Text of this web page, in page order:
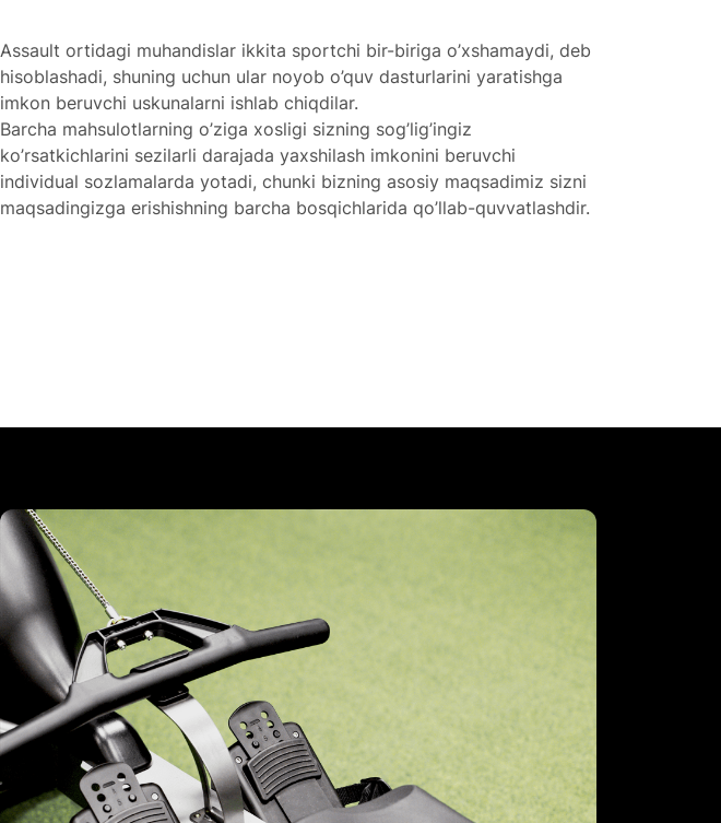
Assault ortidagi muhandislar ikkita sportchi bir-biriga o’xshamaydi, deb
hisoblashadi, shuning uchun ular noyob o’quv dasturlarini yaratishga
imkon beruvchi uskunalarni ishlab chiqdilar.
Barcha mahsulotlarning o’ziga xosligi sizning sog’lig’ingiz
ko’rsatkichlarini sezilarli darajada yaxshilash imkonini beruvchi
individual sozlamalarda yotadi, chunki bizning asosiy maqsadimiz sizni
maqsadingizga erishishning barcha bosqichlarida qo’llab-quvvatlashdir.